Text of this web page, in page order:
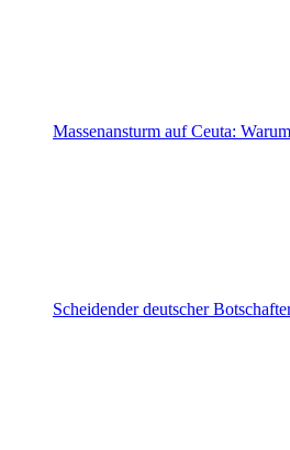
Massenansturm auf Ceuta:
Scheidender deutscher